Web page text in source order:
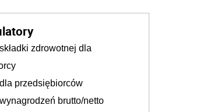
zdrowotnej dla
przedsiębiorców
brutto/netto